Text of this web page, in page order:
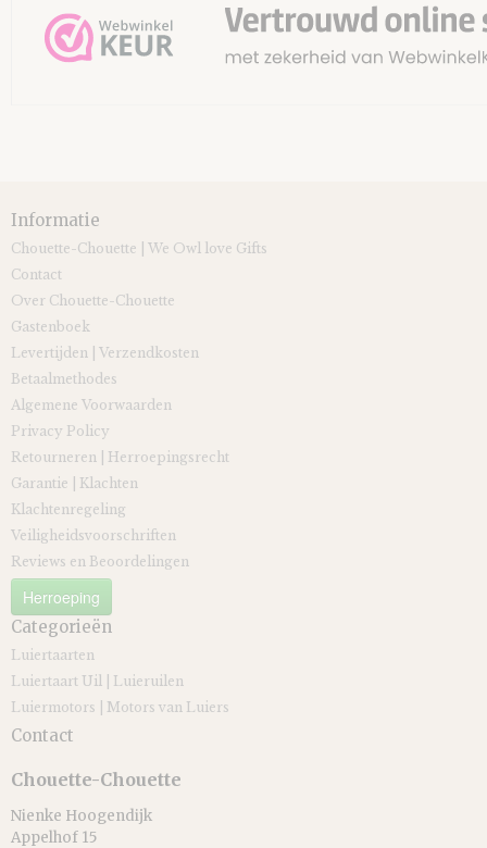
Informatie
Chouette-Chouette | We Owl love Gifts
Contact
Over Chouette-Chouette
Gastenboek
Levertijden | Verzendkosten
Betaalmethodes
Algemene Voorwaarden
Privacy Policy
Retourneren | Herroepingsrecht
Garantie | Klachten
Klachtenregeling
Veiligheidsvoorschriften
Reviews en Beoordelingen
Herroeping
Categorieën
Luiertaarten
Luiertaart Uil | Luieruilen
Luiermotors | Motors van Luiers
Contact
Chouette-Chouette
Nienke Hoogendijk
Appelhof 15